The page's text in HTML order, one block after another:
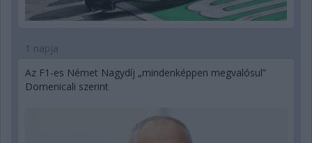
1 napja
Az F1-es Német Nagydíj „mindenképpen megvalósul”
Domenicali szerint